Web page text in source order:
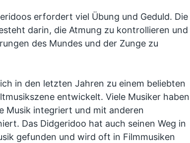
erfordert viel Übung und Geduld. Die
darin, die Atmung zu kontrollieren und
des Mundes und der Zunge zu
in den letzten Jahren zu einem beliebten
entwickelt. Viele Musiker haben
Musik integriert und mit anderen
Das Didgeridoo hat auch seinen Weg in
gefunden und wird oft in Filmmusiken